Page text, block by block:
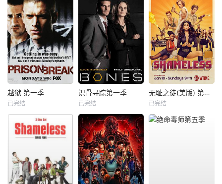
越狱 第一季
已完结
识骨寻踪第一季
已完结
无耻之徒(美版) 第六季
已完结